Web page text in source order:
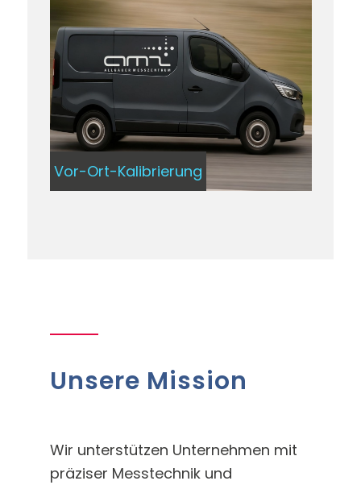
Vor-Ort-Kalibrierung
Unsere Mission
Wir unterstützen Unternehmen mit
präziser Messtechnik und